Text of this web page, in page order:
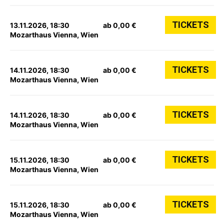
13.11.2026, 18:30
Mozarthaus Vienna, Wien
ab 0,00 € TICKETS
14.11.2026, 18:30
Mozarthaus Vienna, Wien
ab 0,00 € TICKETS
14.11.2026, 18:30
Mozarthaus Vienna, Wien
ab 0,00 € TICKETS
15.11.2026, 18:30
Mozarthaus Vienna, Wien
ab 0,00 € TICKETS
15.11.2026, 18:30
Mozarthaus Vienna, Wien
ab 0,00 € TICKETS